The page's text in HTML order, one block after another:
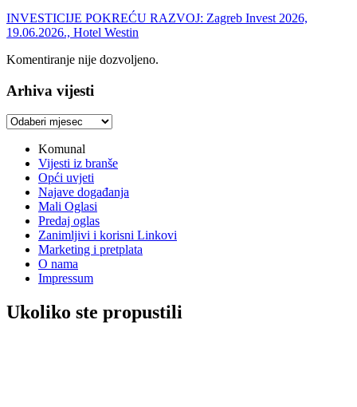
INVESTICIJE POKREĆU RAZVOJ: Zagreb Invest 2026,
19.06.2026., Hotel Westin
Komentiranje nije dozvoljeno.
Arhiva vijesti
Arhiva
Komunal
Vijesti iz branše
Opći uvjeti
Najave događanja
Mali Oglasi
Predaj oglas
Zanimljivi i korisni Linkovi
Marketing i pretplata
O nama
Impressum
Ukoliko ste propustili